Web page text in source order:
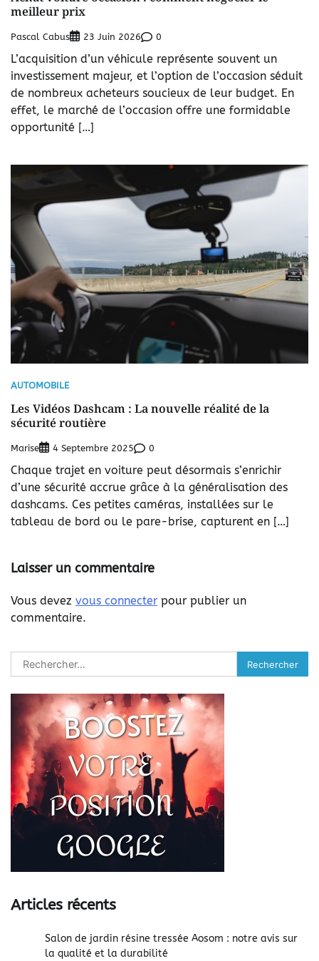
meilleur prix
Pascal Cabus 23 Juin 2026 0
L’acquisition d’un véhicule représente souvent un
investissement majeur, et l’option de l’occasion séduit
de nombreux acheteurs soucieux de leur budget. En
effet, le marché de l’occasion offre une formidable
opportunité […]
AUTOMOBILE
Les Vidéos Dashcam : La nouvelle réalité de la
sécurité routière
Marise 4 Septembre 2025 0
Chaque trajet en voiture peut désormais s’enrichir
d’une sécurité accrue grâce à la généralisation des
dashcams. Ces petites caméras, installées sur le
tableau de bord ou le pare-brise, capturent en […]
Laisser un commentaire
Vous devez vous connecter pour publier un
commentaire.
Rechercher :
Articles récents
Salon de jardin résine tressée Aosom : notre avis sur
la qualité et la durabilité